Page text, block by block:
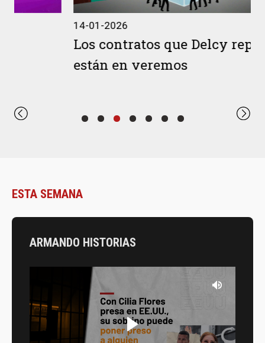
Los contratos que Delcy repartió
están en veremos
ESTA SEMANA
ARMANDO HISTORIAS